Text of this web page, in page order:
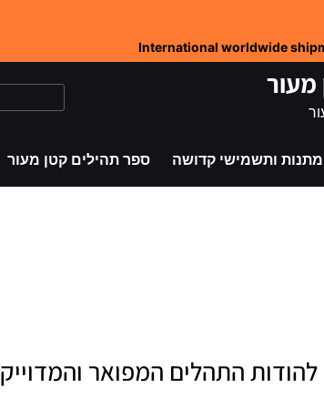
International worldwide
מעור
מתנות ותשמישי קדושה ספר תהילים קטן מעור
התהלים המפואר והמדוייק